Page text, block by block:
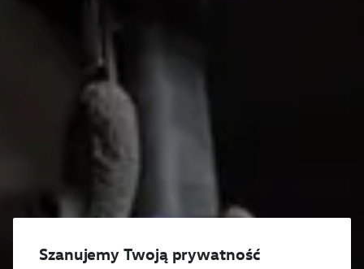
Szanujemy Twoją prywatność